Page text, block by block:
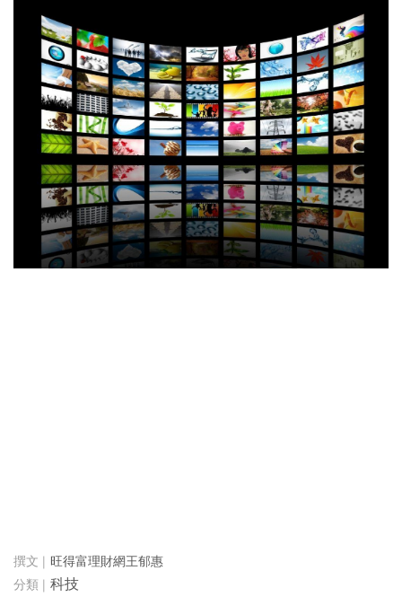
旺得富理財網王郁惠
科技